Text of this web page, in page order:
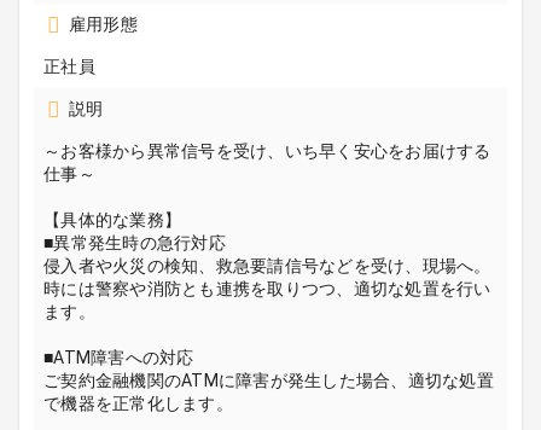
雇用形態
正社員
説明
～お客様から異常信号を受け、いち早く安心をお届けする
仕事～
【具体的な業務】
■異常発生時の急行対応
侵入者や火災の検知、救急要請信号などを受け、現場へ。
時には警察や消防とも連携を取りつつ、適切な処置を行い
ます。
■ATM障害への対応
ご契約金融機関のATMに障害が発生した場合、適切な処置
で機器を正常化します。